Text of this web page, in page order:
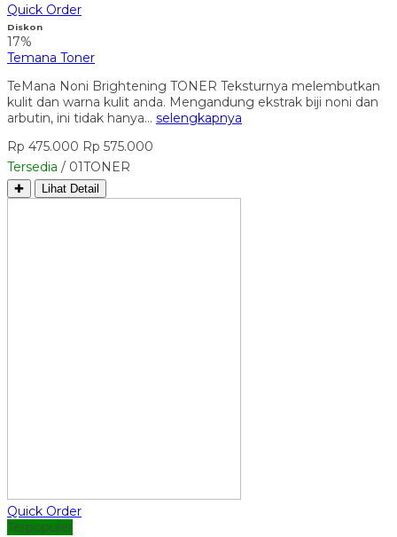
Quick Order
Diskon
17%
Temana Toner
TeMana Noni Brightening TONER Teksturnya melembutkan
kulit dan warna kulit anda. Mengandung ekstrak biji noni dan
arbutin, ini tidak hanya… selengkapnya
Rp 475.000 Rp 575.000
Tersedia / 01TONER
✚ Lihat Detail
Quick Order
Terpopuler